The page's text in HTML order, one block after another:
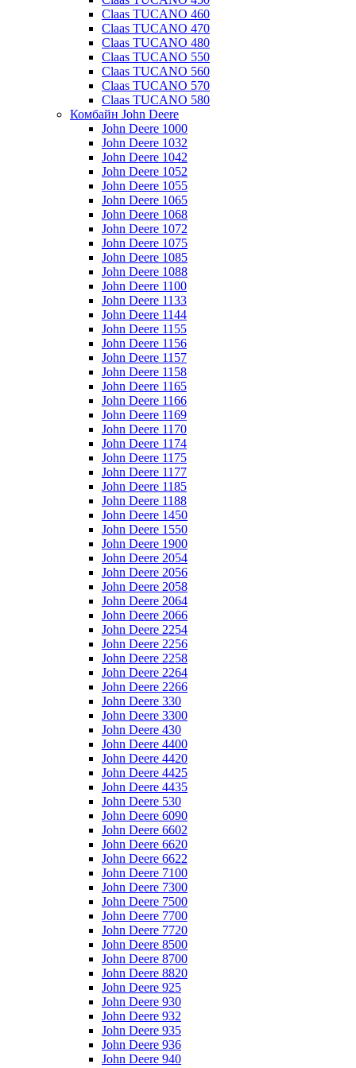
Claas TUCANO 460
Claas TUCANO 470
Claas TUCANO 480
Claas TUCANO 550
Claas TUCANO 560
Claas TUCANO 570
Claas TUCANO 580
Комбайн John Deere
John Deere 1000
John Deere 1032
John Deere 1042
John Deere 1052
John Deere 1055
John Deere 1065
John Deere 1068
John Deere 1072
John Deere 1075
John Deere 1085
John Deere 1088
John Deere 1100
John Deere 1133
John Deere 1144
John Deere 1155
John Deere 1156
John Deere 1157
John Deere 1158
John Deere 1165
John Deere 1166
John Deere 1169
John Deere 1170
John Deere 1174
John Deere 1175
John Deere 1177
John Deere 1185
John Deere 1188
John Deere 1450
John Deere 1550
John Deere 1900
John Deere 2054
John Deere 2056
John Deere 2058
John Deere 2064
John Deere 2066
John Deere 2254
John Deere 2256
John Deere 2258
John Deere 2264
John Deere 2266
John Deere 330
John Deere 3300
John Deere 430
John Deere 4400
John Deere 4420
John Deere 4425
John Deere 4435
John Deere 530
John Deere 6090
John Deere 6602
John Deere 6620
John Deere 6622
John Deere 7100
John Deere 7300
John Deere 7500
John Deere 7700
John Deere 7720
John Deere 8500
John Deere 8700
John Deere 8820
John Deere 925
John Deere 930
John Deere 932
John Deere 935
John Deere 936
John Deere 940